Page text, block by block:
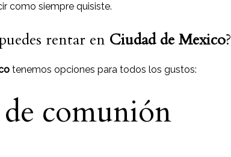
como siempre quisiste.
rentar en Ciudad de Mexico?
tenemos opciones para todos los gustos:
comunión